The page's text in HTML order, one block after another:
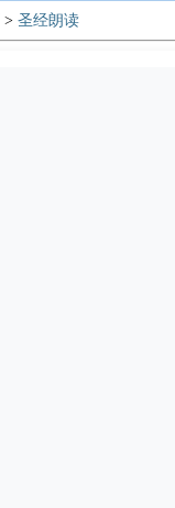
> 圣经朗读